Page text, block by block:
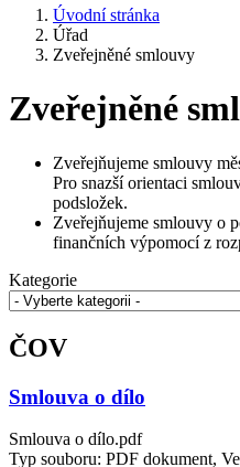
Úvodní stránka
Úřad
Zveřejněné smlouvy
Zveřejněné
Zveřejňujeme smlouvy
Pro snazší orientaci
podsložek.
Zveřejňujeme smlouvy o
finančních výpomocí z
Kategorie
ČOV
Smlouva o dílo
Smlouva o dílo.pdf
Typ souboru: PDF dokument,